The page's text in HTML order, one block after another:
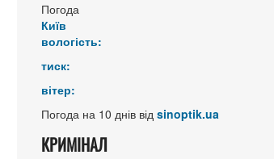
Погода
Київ
вологість:
тиск:
вітер:
Погода на 10 днів від sinoptik.ua
КРИМІНАЛ